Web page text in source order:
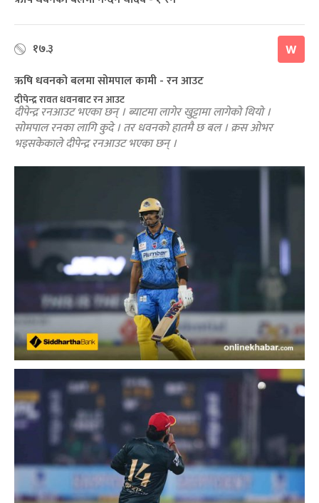
१७.३ W
ऋषि धवनको बलमा सोमपाल कामी - रन आउट
दीपेन्द्र रावत धवनबाट रन आउट
दीपेन्द्र रनआउट भएका छन् । ब्याटमा लागेर खुट्टामा लागेको थियो ।
सोमपाल रनका लागि कुदे । तर धवनको हातमै छ बल । क्रस ओभर
भइसकेकाले दीपेन्द्र रनआउट भएका छन् ।